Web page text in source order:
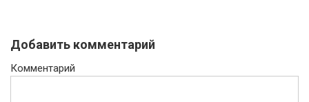
Добавить комментарий
Комментарий